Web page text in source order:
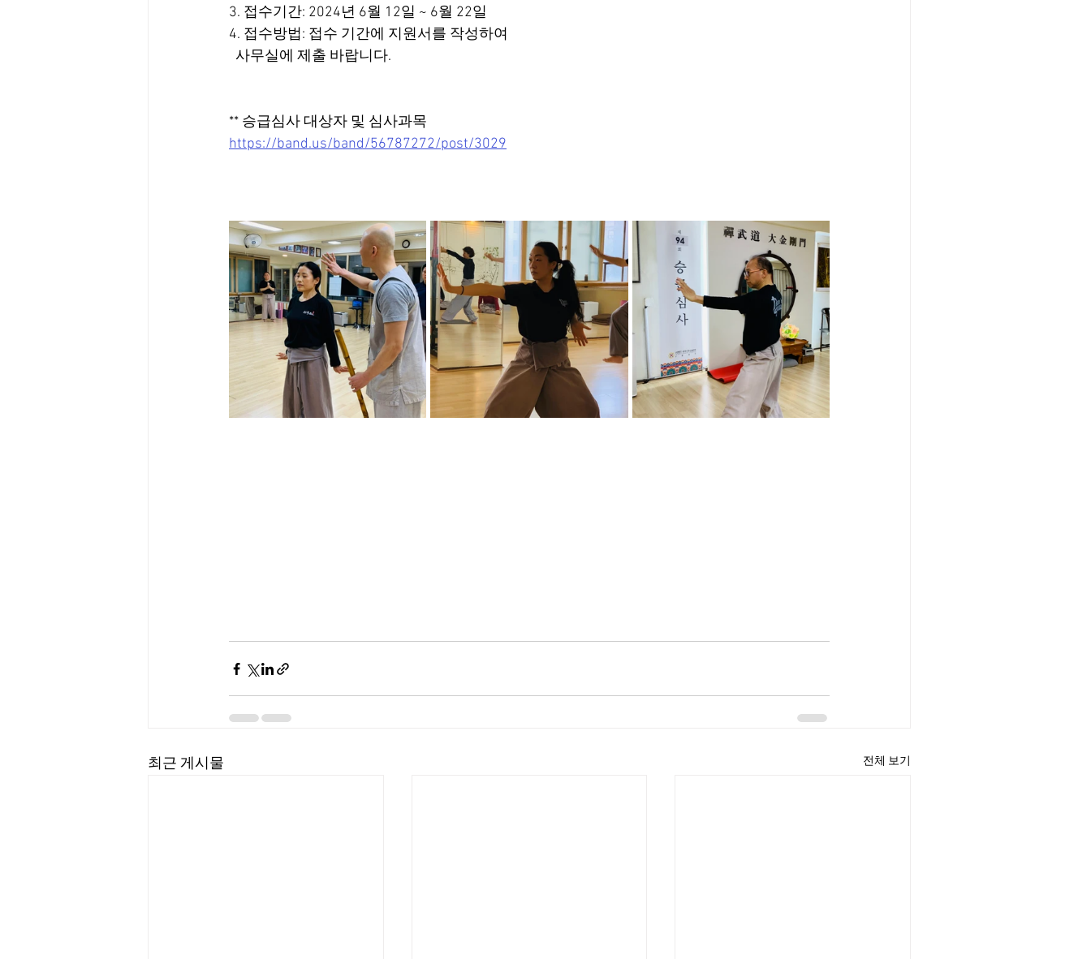
3. 접수기간: 2024년 6월 12일 ~ 6월 22일
4. 접수방법: 접수 기간에 지원서를 작성하여
  사무실에 제출 바랍니다.
** 승급심사 대상자 및 심사과목
https://band.us/band/56787272/post/3029
최근 게시물 전체 보기